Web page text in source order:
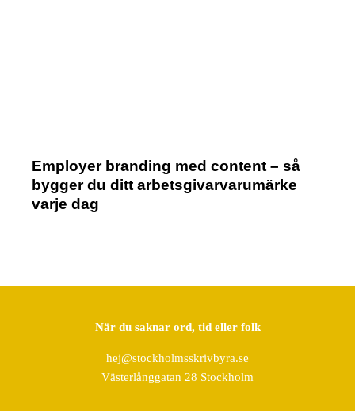
Employer branding med content – så
bygger du ditt arbetsgivarvarumärke
varje dag
När du saknar ord, tid eller folk
hej@stockholmsskrivbyra.se
Västerlånggatan 28 Stockholm